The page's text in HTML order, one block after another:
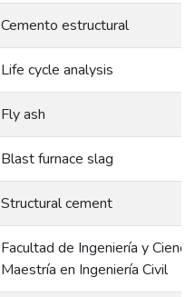
Cemento estructural
Life cycle analysis
Fly ash
Blast furnace slag
Structural cement
Facultad de Ingeniería y
Maestría en Ingeniería Civil